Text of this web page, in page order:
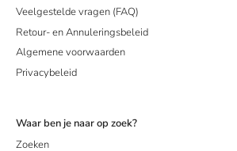
Veelgestelde vragen (FAQ)
Retour- en Annuleringsbeleid
Algemene voorwaarden
Privacybeleid
Waar ben je naar op zoek?
Zoeken